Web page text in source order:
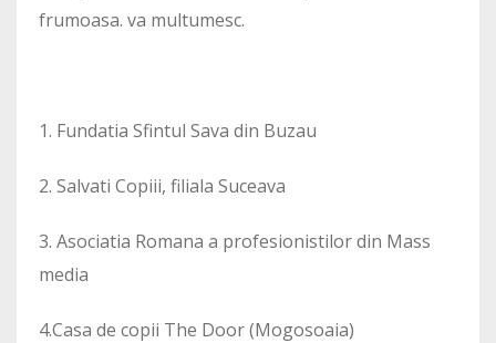
frumoasa. va multumesc.
1. Fundatia Sfintul Sava din Buzau
2. Salvati Copiii, filiala Suceava
3. Asociatia Romana a profesionistilor din Mass
media
4.Casa de copii The Door (Mogosoaia)